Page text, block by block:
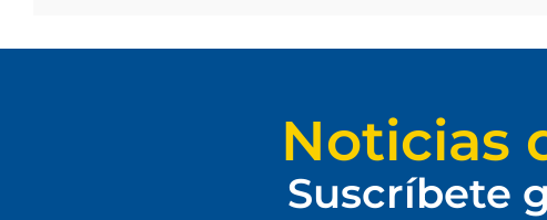
Noticias
Suscríbete